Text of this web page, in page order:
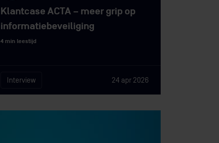
Klantcase ACTA – meer grip op
informatiebeveiliging
4 min leestijd
Interview 24 apr 2026